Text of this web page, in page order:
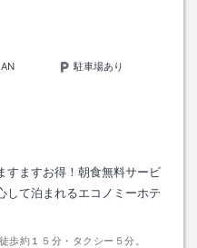
駐車場あり
すますお得！朝食無料サービ
して泊まれるエコノミーホテ
歩約１５分・タクシー５分。